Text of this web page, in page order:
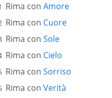
Rima con Amore
Rima con Cuore
Rima con Sole
Rima con Cielo
Rima con Sorriso
Rima con Verità